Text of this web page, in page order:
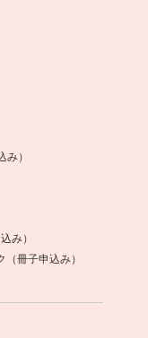
）
み）
冊子申込み）